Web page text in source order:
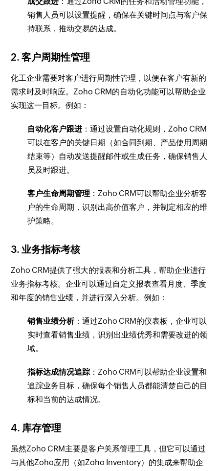
销售人员可以设置提醒，确保在关键时间点与客户保
持联系，推动交易的达成。
2. 客户周期性管理
化工企业需要对客户进行周期性管理，以便在客户有新的
需求时及时响应。Zoho CRM的自动化功能可以帮助企业
实现这一目标。例如：
自动化客户跟进 ：通过设置自动化规则，Zoho CRM
可以在客户的关键日期（如合同到期、产品使用周期
结束等）自动发送提醒邮件或生成任务，确保销售人
员及时跟进。
客户生命周期管理 ：Zoho CRM可以帮助企业分析客
户的生命周期，识别出高价值客户，并制定相应的维
护策略。
3. 业务指标考核
Zoho CRM提供了强大的报表和分析工具，帮助企业进行
业务指标考核。企业可以通过自定义报表查看月度、季度
和年度的销售业绩，并进行深入分析。例如：
销售业绩分析：通过Zoho CRM的仪表板，企业可以
实时查看销售业绩，识别出业绩优秀和需要改进的领
域。
指标达成情况追踪 ：Zoho CRM可以帮助企业设置和
追踪业务目标，确保每个销售人员都能清楚自己的目
标和当前的达成情况。
4. 库存管理
虽然Zoho CRM主要是客户关系管理工具，但它可以通过
与其他Zoho应用（如Zoho Inventory）的集成来帮助企